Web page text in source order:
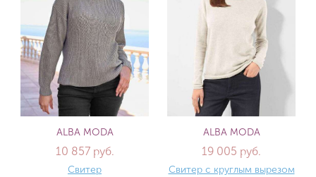
ALBA MODA
10 857 руб.
Свитер
ALBA MODA
19 005 руб.
Свитер с круглым вырезом